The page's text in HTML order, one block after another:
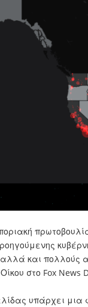
και πολλούς
στο Fox News
υπάρχει